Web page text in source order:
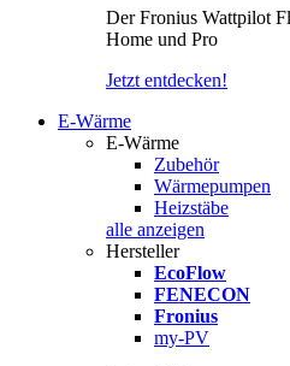
Der Fronius Wattpilot
Home und Pro
Jetzt entdecken!
E-Wärme
E-Wärme
Zubehör
Wärmepumpen
Heizstäbe
alle anzeigen
Hersteller
EcoFlow
FENECON
Fronius
my-PV